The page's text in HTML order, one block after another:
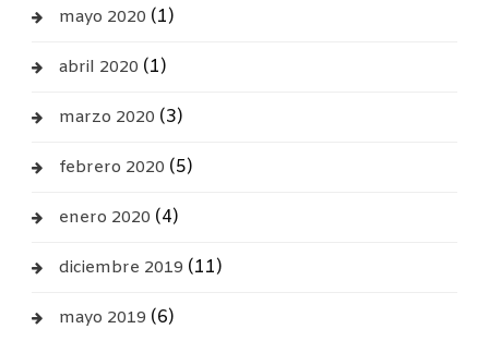
mayo 2020 (1)
abril 2020 (1)
marzo 2020 (3)
febrero 2020 (5)
enero 2020 (4)
diciembre 2019 (11)
mayo 2019 (6)